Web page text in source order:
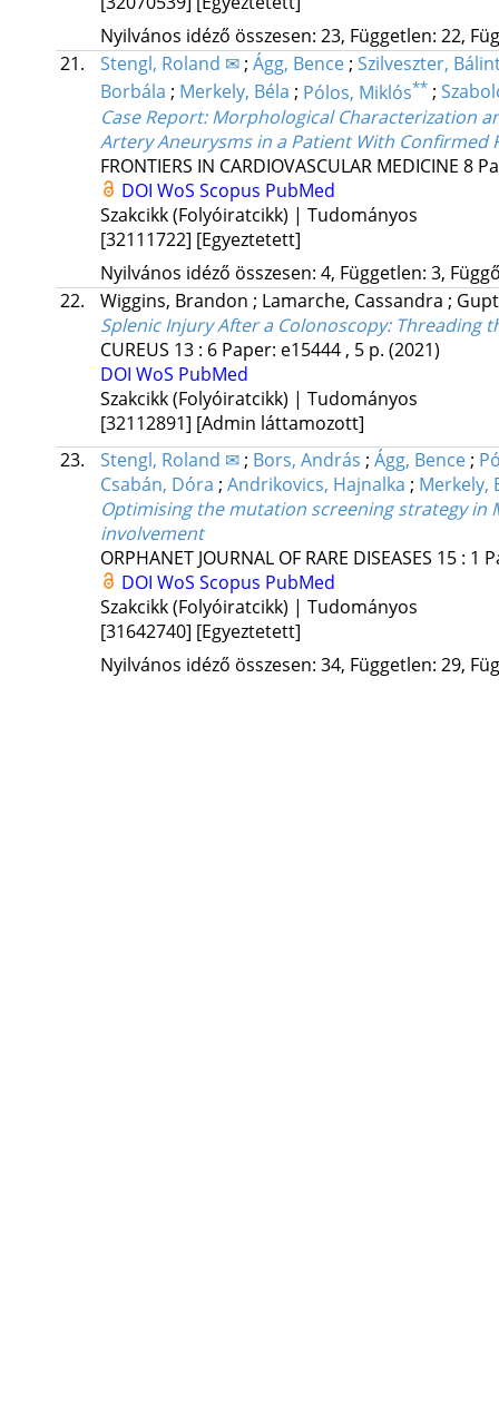
Nyilvános idéző összesen: 23, Független: 22,
21.
Stengl, Roland ✉; Ágg, Bence; Szilveszter,
Borbála ; Merkely, Béla ; Pólos, Miklós** ;
Case Report: Morphological Characterization
Artery Aneurysms in a Patient With Confirmed
FRONTIERS IN CARDIOVASCULAR MEDICINE 8
DOI WoS Scopus PubMed
Szakcikk (Folyóiratcikk) | Tudományos
[32111722] [Egyeztetett]
Nyilvános idéző összesen: 4, Független: 3,
22.
Wiggins, Brandon ; Lamarche, Cassandra ;
Splenic Injury After a Colonoscopy: Threading
CUREUS 13: 6 Paper: e15444 , 5 p. (2021)
DOI WoS PubMed
Szakcikk (Folyóiratcikk) | Tudományos
[32112891] [Admin láttamozott]
23.
Stengl, Roland ✉ ; Bors, András ; Ágg, Bence ;
Csabán, Dóra ; Andrikovics, Hajnalka ; Merkely,
Optimising the mutation screening strategy
involvement
ORPHANET JOURNAL OF RARE DISEASES 15: 1
DOI WoS Scopus PubMed
Szakcikk (Folyóiratcikk) | Tudományos
[31642740] [Egyeztetett]
Nyilvános idéző összesen: 34, Független: 29,